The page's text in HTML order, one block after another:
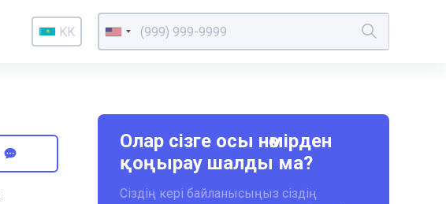
KK
Олар сізге осы нөмірден
қоңырау шалды ма?
Сіздің кері байланысыңыз сіздің